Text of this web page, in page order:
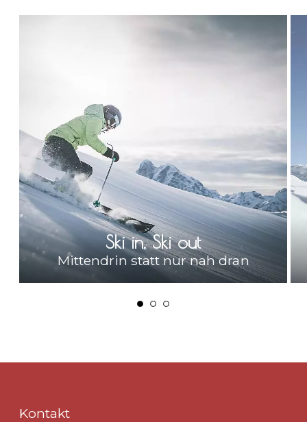
Ski in, Ski out
Mittendrin statt nur nah dran
Kontakt